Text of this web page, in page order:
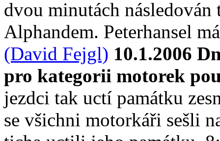
dvou minutách
Alphandem. Peterhansel
(David Fejgl) 10.1.2006
pro kategorii motorek
jezdci tak uctí památku
se všichni motorkáři sešli